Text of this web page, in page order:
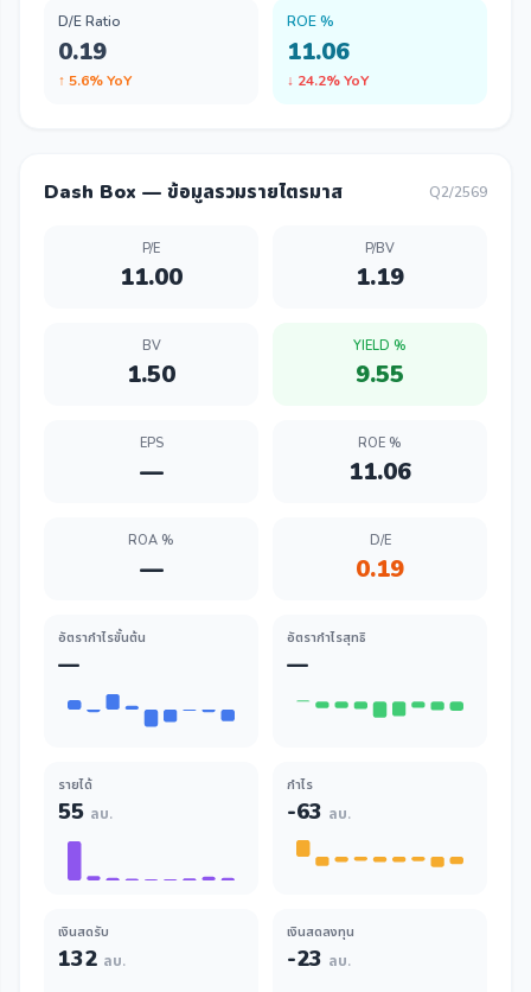
D/E Ratio
0.19
↑ 5.6% YoY
ROE %
11.06
↓ 24.2% YoY
Dash Box — ข้อมูลรวมรายไตรมาส Q2/2569
P/E
11.00
P/BV
1.19
BV
1.50
YIELD %
9.55
EPS
—
ROE %
11.06
ROA %
—
D/E
0.19
อัตรากำไรขั้นต้น
—
อัตรากำไรสุทธิ
—
รายได้
55 ลบ.
กำไร
-63 ลบ.
เงินสดรับ
132 ลบ.
เงินสดลงทุน
-23 ลบ.